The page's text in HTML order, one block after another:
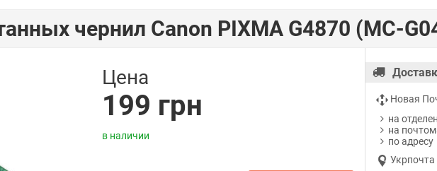
чернил Canon PIXMA G4870 (MC-
Цена
199 грн
в наличии
Новая
на
на
по адресу
Укрпочта